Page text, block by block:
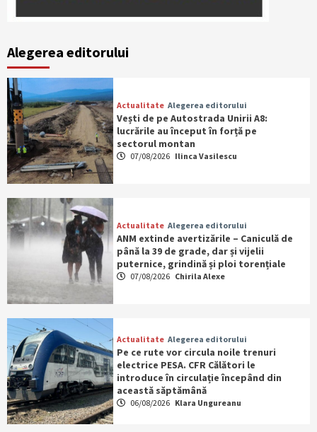
Alegerea editorului
Actualitate Alegerea editorului
Vești de pe Autostrada Unirii A8:
lucrările au început în forță pe
sectorul montan
07/08/2026 Ilinca Vasilescu
Actualitate Alegerea editorului
ANM extinde avertizările – Caniculă de
până la 39 de grade, dar și vijelii
puternice, grindină și ploi torențiale
07/08/2026 Chirila Alexe
Actualitate Alegerea editorului
Pe ce rute vor circula noile trenuri
electrice PESA. CFR Călători le
introduce în circulație începând din
această săptămână
06/08/2026 Klara Ungureanu